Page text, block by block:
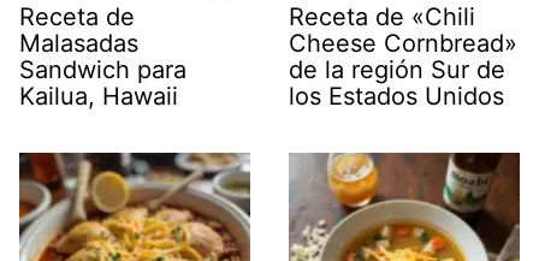
Receta de
Malasadas
Sandwich para
Kailua, Hawaii
Receta de «Chili
Cheese Cornbread»
de la región Sur de
los Estados Unidos